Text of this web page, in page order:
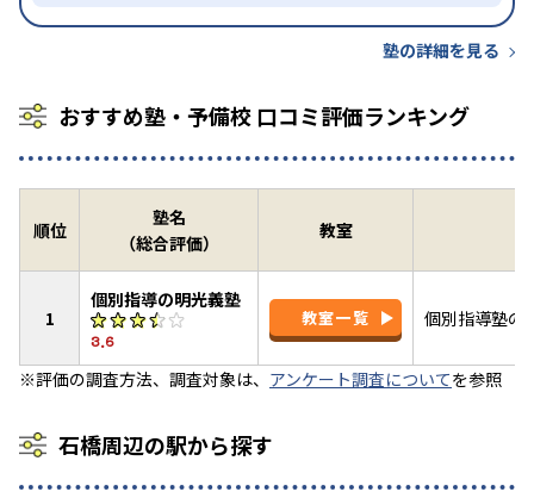
塾の詳細を見る
おすすめ塾・予備校 口コミ評価ランキング
順位
塾名
（総合評価）
教室
1
個別指導の明光義塾
3.6
教室一覧 個別指導塾の
※評価の調査方法、調査対象は、 アンケート調査についてを参照
石橋周辺の駅から探す